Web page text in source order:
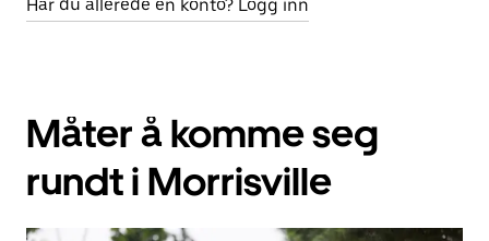
Har du allerede en konto? Logg inn
Måter å komme seg
rundt i Morrisville